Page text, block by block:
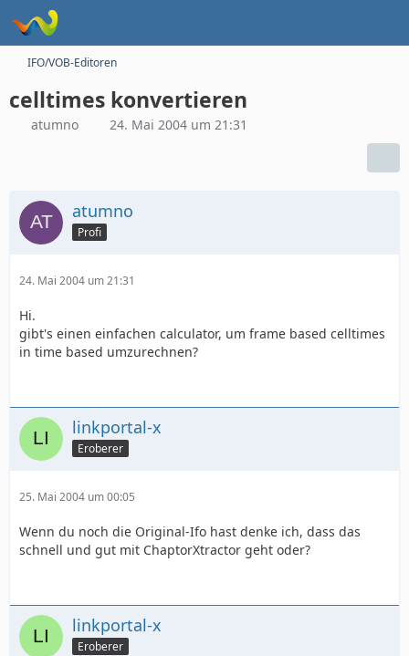
IFO/VOB-Editoren
celltimes konvertieren
atumno 24. Mai 2004 um 21:31
atumno
Profi
24. Mai 2004 um 21:31
Hi.
gibt's einen einfachen calculator, um frame based celltimes
in time based umzurechnen?
linkportal-x
Eroberer
25. Mai 2004 um 00:05
Wenn du noch die Original-Ifo hast denke ich, dass das
schnell und gut mit ChaptorXtractor geht oder?
linkportal-x
Eroberer